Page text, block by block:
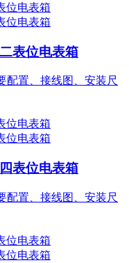
表位电表箱
配置、接线图、安装尺
表位电表箱
配置、接线图、安装尺